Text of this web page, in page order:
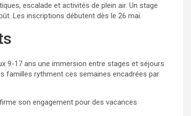
escalade et activités de plein air. Un stage
Les inscriptions débutent dès le 26 mai.
9-17 ans une immersion entre stages et séjours
familles rythment ces semaines encadrées par
son engagement pour des vacances